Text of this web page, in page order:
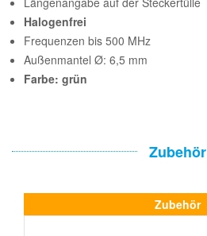
Halogenfrei
Frequenzen bis 500 MHz
Außenmantel Ø: 6,5 mm
Farbe: grün
Zubehör
Zubehör